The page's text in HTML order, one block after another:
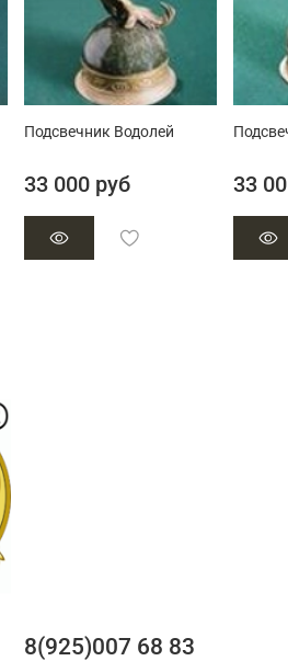
Подсвечник Водолей
33 000 руб 33
8(925)007 68 83